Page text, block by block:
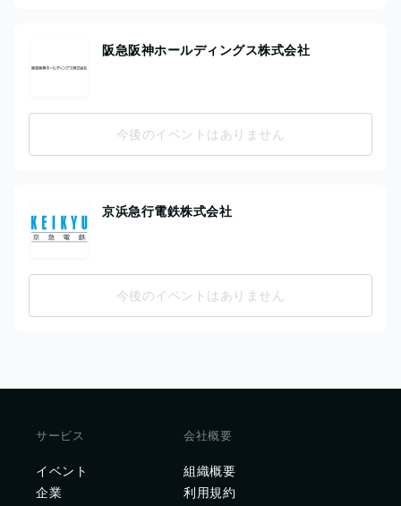
阪急阪神ホールディングス株式会社
今後のイベントはありません
京浜急行電鉄株式会社
今後のイベントはありません
サービス
イベント
企業
会社概要
組織概要
利用規約